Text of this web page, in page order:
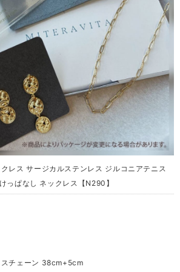
レス サージカルステンレス ジルコニアテニス
ぱなし ネックレス【N290】
スチェーン 38cm+5cm